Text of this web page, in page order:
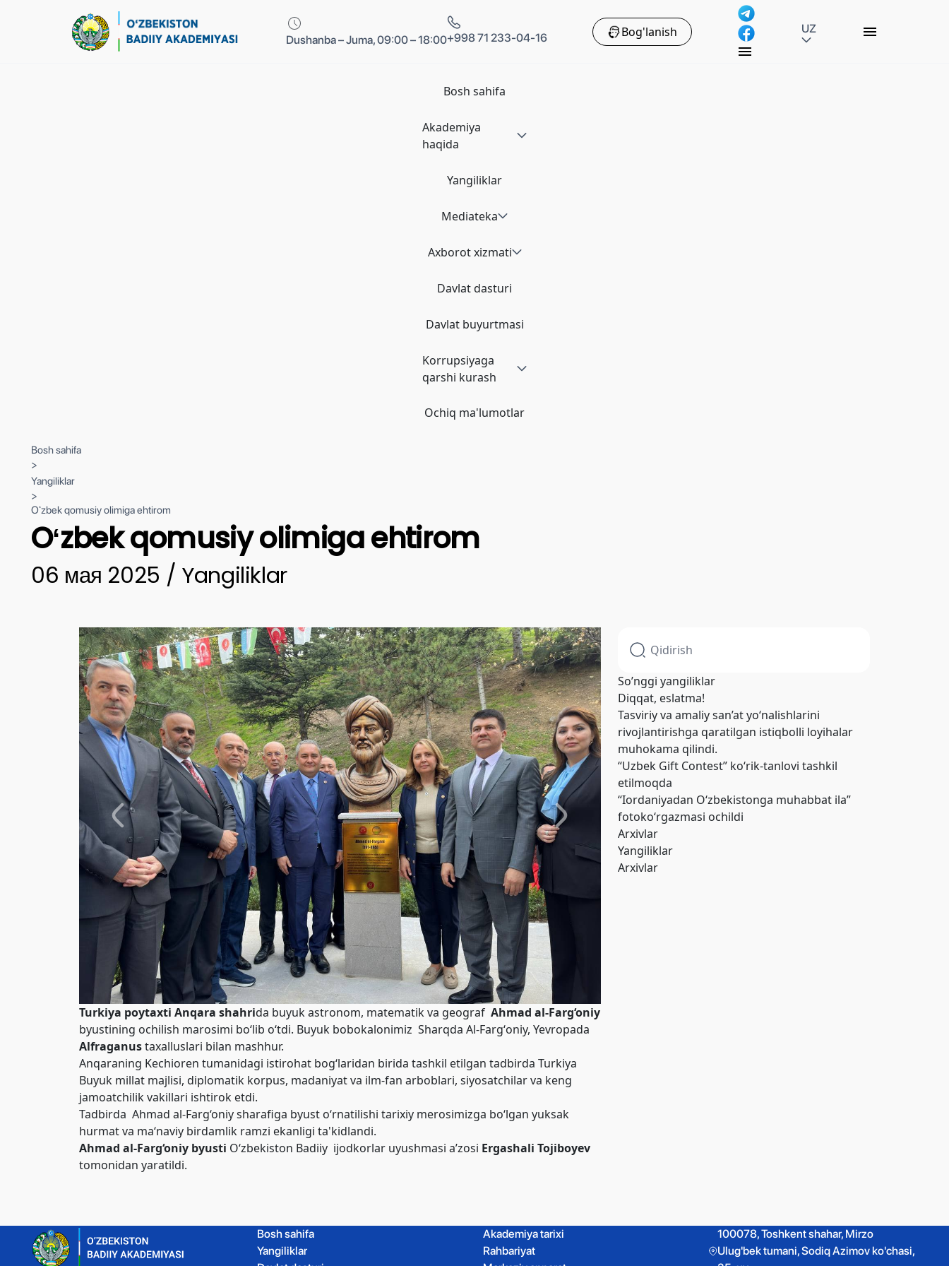
Dushanba – Juma, 09:00 – 18:00+998 71 233-04-16 Bog'lanish UZ
Bosh sahifa
Akademiya
haqida
Yangiliklar
Mediateka
Axborot xizmati
Davlat dasturi
Davlat buyurtmasi
Korrupsiyaga
qarshi kurash
Ochiq ma'lumotlar
Bosh sahifa
>
Yangiliklar
>
Oʻzbek qomusiy olimiga ehtirom
Oʻzbek qomusiy olimiga ehtirom
06 мая 2025 / Yangiliklar
Turkiya poytaxti Anqara shahrida buyuk astronom, matematik va geograf Ahmad al-Farg‘oniy
byustining ochilish marosimi bo‘lib o‘tdi. Buyuk bobokalonimiz Sharqda Al-Fargʻoniy, Yevropada
Alfraganustaxalluslari bilan mashhur.
Anqaraning Kechioren tumanidagi istirohat bog‘laridan birida tashkil etilgan tadbirda Turkiya
Buyuk millat majlisi, diplomatik korpus, madaniyat va ilm-fan arboblari, siyosatchilar va keng
jamoatchilik vakillari ishtirok etdi.
Tadbirda Ahmad al-Farg‘oniy sharafiga byust o‘rnatilishi tarixiy merosimizga bo‘lgan yuksak
hurmat va ma‘naviy birdamlik ramzi ekanligi ta'kidlandi.
Ahmad al-Farg‘oniy byusti O‘zbekiston Badiiy ijodkorlar uyushmasi aʼzosi Ergashali Tojiboyev
tomonidan yaratildi.
So’nggi yangiliklar
Diqqat, eslatma!
Tasviriy va amaliy san’at yo‘nalishlarini
rivojlantirishga qaratilgan istiqbolli loyihalar
muhokama qilindi.
“Uzbek Gift Contest” ko‘rik-tanlovi tashkil
etilmoqda
“Iordaniyadan O‘zbekistonga muhabbat ila”
fotoko‘rgazmasi ochildi
Arxivlar
Yangiliklar
Arxivlar
Bosh sahifa
Yangiliklar
Akademiya tarixi
Rahbariyat
100078, Toshkent shahar, Mirzo
Ulug'bek tumani, Sodiq Azimov ko'chasi,